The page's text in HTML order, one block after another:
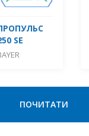
SE
ПОЧИТАТИ